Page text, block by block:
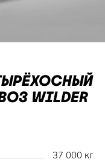
WILDER
37 000 кг